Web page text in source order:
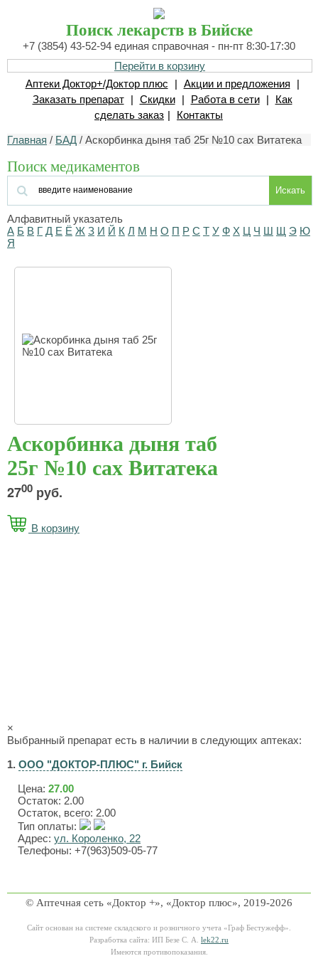
Поиск лекарств в Бийске
+7 (3854) 43-52-94 единая справочная - пн-пт 8:30-17:30
Перейти в корзину
Аптеки Доктор+/Доктор плюс
| Акции и предложения
|
Заказать препарат
| Скидки | Работа в сети |
Как
сделать заказ | Контакты
Главная / БАД / Аскорбинка дыня таб 25г №10 сах Витатека
Поиск медикаментов
Искать
Алфавитный указатель
А Б В Г Д Е Ё Ж З И Й К Л М Н О П Р С Т У Ф Х Ц Ч Ш Щ Э Ю
Я
Аскорбинка дыня таб
25г №10 сах Витатека
2700 руб.
В корзину
×
Выбранный препарат есть в наличии в следующих аптеках:
1. ООО "ДОКТОР-ПЛЮС" г. Бийск
Цена: 27.00
Остаток: 2.00
Остаток, всего: 2.00
Тип оплаты:
Адрес: ул. Короленко, 22
Телефоны: +7(963)509-05-77
© Аптечная сеть «Доктор +», «Доктор плюс», 2019-2026
Сайт основан на системе складского и розничного учета «Граф Бестужефф».
Разработка сайта: ИП Безе С. А. lek22.ru
Имеются противопоказания.